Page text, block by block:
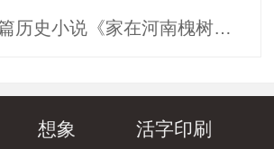
张西礼长篇历史小说《家在河南槐树营》研讨会于夏邑县文学艺术中心举行
想象
活字印刷